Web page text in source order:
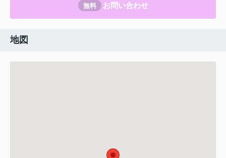
無料 お問い合わせ
地図